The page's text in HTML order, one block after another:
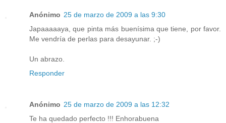
Anónimo 25 de marzo de 2009 a las 9:30
Japaaaaaya, que pinta más buenísima que tiene, por favor.
Me vendría de perlas para desayunar. ;-)
Un abrazo.
Responder
Anónimo 25 de marzo de 2009 a las 12:32
Te ha quedado perfecto !!! Enhorabuena